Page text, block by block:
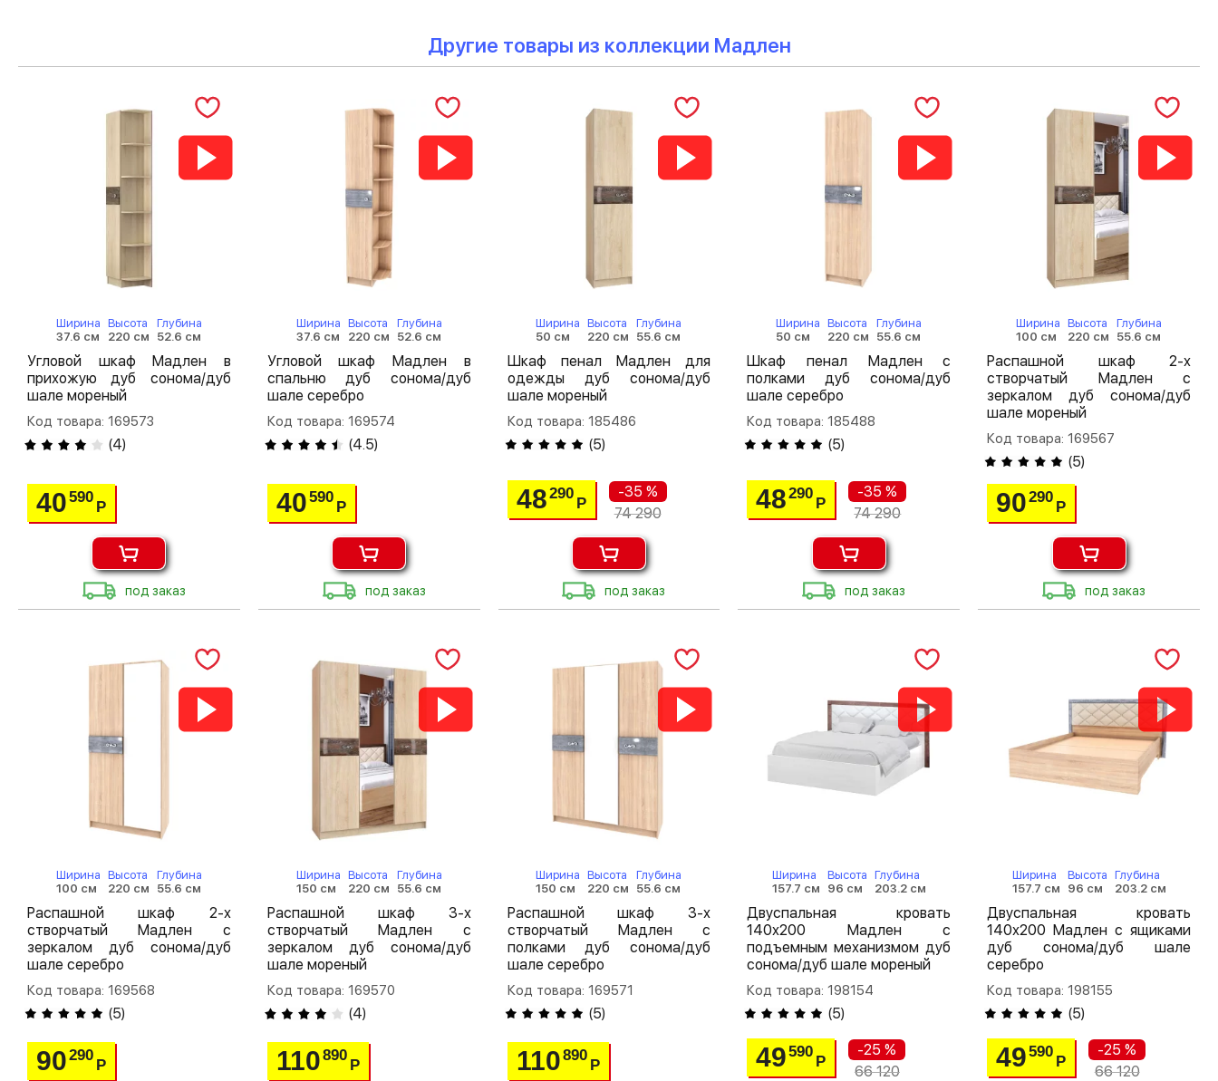
Другие товары из коллекции Мадлен
Ширина
37.6 см
Высота
220 см
Глубина
52.6 см
Угловой шкаф Мадлен в
прихожую дуб сонома/дуб
шале мореный
Код товара: 169573
(4)
40590
Р
под заказ
Ширина
37.6 см
Высота
220 см
Глубина
52.6 см
Угловой шкаф Мадлен в
спальню дуб сонома/дуб
шале серебро
Код товара: 169574
(4.5)
40590
Р
под заказ
Ширина
50 см
Высота
220 см
Глубина
55.6 см
Шкаф пенал Мадлен для
одежды дуб сонома/дуб
шале мореный
Код товара: 185486
(5)
48290
Р
-35 %
74 290
под заказ
Ширина
50 см
Высота
220 см
Глубина
55.6 см
Шкаф пенал Мадлен с
полками дуб сонома/дуб
шале серебро
Код товара: 185488
(5)
48290
Р
-35 %
74 290
под заказ
Ширина
100 см
Высота
220 см
Глубина
55.6 см
Распашной шкаф 2-х
створчатый Мадлен с
зеркалом дуб сонома/дуб
шале мореный
Код товара: 169567
(5)
90290
Р
под заказ
Ширина
100 см
Высота
220 см
Глубина
55.6 см
Распашной шкаф 2-х
створчатый Мадлен с
зеркалом дуб сонома/дуб
шале серебро
Код товара: 169568
(5)
90290
Р
Ширина
150 см
Высота
220 см
Глубина
55.6 см
Распашной шкаф 3-х
створчатый Мадлен с
зеркалом дуб сонома/дуб
шале мореный
Код товара: 169570
(4)
110890
Р
Ширина
150 см
Высота
220 см
Глубина
55.6 см
Распашной шкаф 3-х
створчатый Мадлен с
полками дуб сонома/дуб
шале серебро
Код товара: 169571
(5)
110890
Р
Ширина
157.7 см
Высота
96 см
Глубина
203.2 см
Двуспальная кровать
140х200 Мадлен с
подъемным механизмом дуб
сонома/дуб шале мореный
Код товара: 198154
(5)
49590
Р
-25 %
66 120
Ширина
157.7 см
Высота
96 см
Глубина
203.2 см
Двуспальная кровать
140х200 Мадлен с ящиками
дуб сонома/дуб шале
серебро
Код товара: 198155
(5)
49590
Р
-25 %
66 120